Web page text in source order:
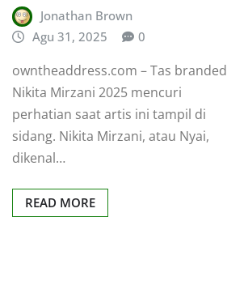
Jonathan Brown
Agu 31, 2025
0
owntheaddress.com – Tas branded
Nikita Mirzani 2025 mencuri
perhatian saat artis ini tampil di
sidang. Nikita Mirzani, atau Nyai,
dikenal…
READ MORE